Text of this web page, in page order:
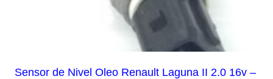
Sensor de Nivel Oleo Renault Laguna II 2.0 16v –